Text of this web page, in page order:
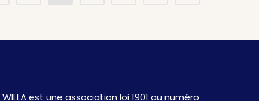
WILLA est une association loi 1901 au numéro